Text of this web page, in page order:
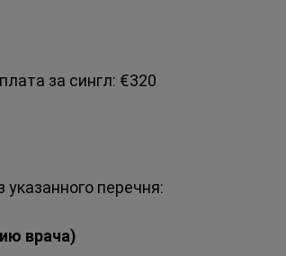
за сингл: €320
перечня:
врача)